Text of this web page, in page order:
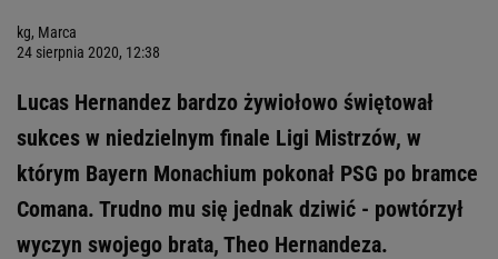
kg, Marca
24 sierpnia 2020, 12:38
Lucas Hernandez bardzo żywiołowo świętował
sukces w niedzielnym finale Ligi Mistrzów, w
którym Bayern Monachium pokonał PSG po bramce
Comana. Trudno mu się jednak dziwić - powtórzył
wyczyn swojego brata, Theo Hernandeza.